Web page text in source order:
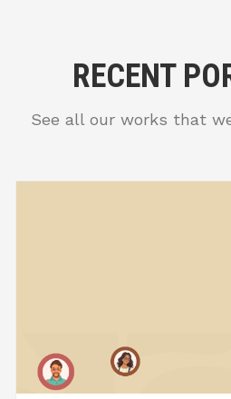
RECENT
See all our works that